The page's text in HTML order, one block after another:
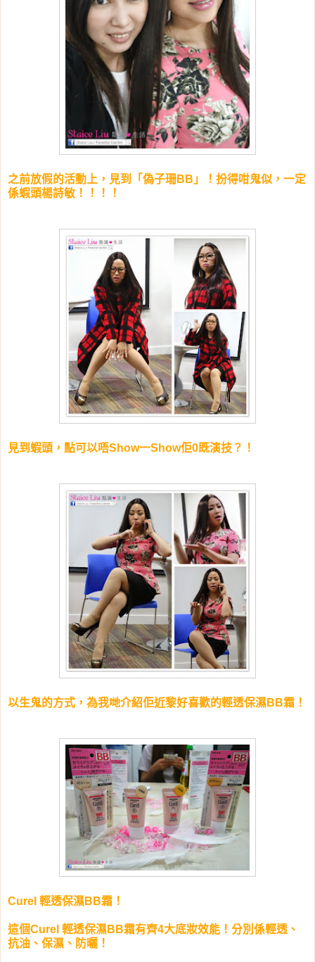
之前放假的活動上，見到「偽子珊BB」！扮得咁鬼似，一定
係蝦頭楊詩敏！！！！
見到蝦頭，點可以唔Show一Show佢0既演技？！
以生鬼的方式，為我哋介紹佢近黎好喜歡的輕透保濕BB霜！
Curel 輕透保濕BB霜！
這個Curel 輕透保濕BB霜有齊4大底妝效能！分別係輕透、
抗油、保濕、防曬！